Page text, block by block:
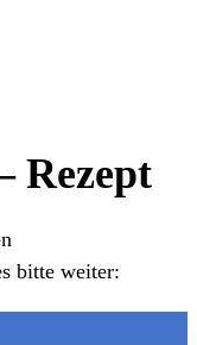
Rezept
bitte weiter: